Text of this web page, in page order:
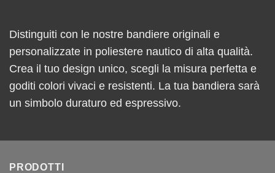
Distinguiti con le nostre bandiere originali e
personalizzate in poliestere nautico di alta qualità.
Crea il tuo design unico, scegli la misura perfetta e
goditi colori vivaci e resistenti. La tua bandiera sarà
un simbolo duraturo ed espressivo.
PRODOTTI